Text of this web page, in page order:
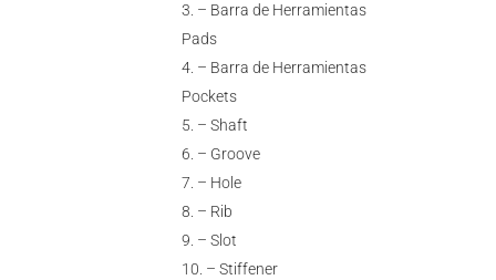
– Barra de Herramientas
Pads
– Barra de Herramientas
Pockets
– Shaft
– Groove
– Hole
– Rib
– Slot
– Stiffener